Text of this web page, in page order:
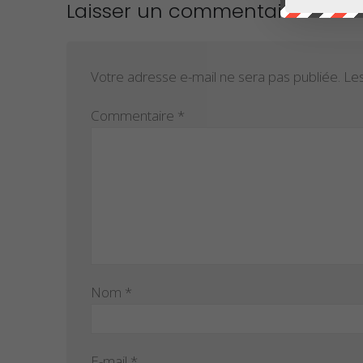
Laisser un commentaire
Votre adresse e-mail ne sera pas publiée.
Commentaire *
Nom *